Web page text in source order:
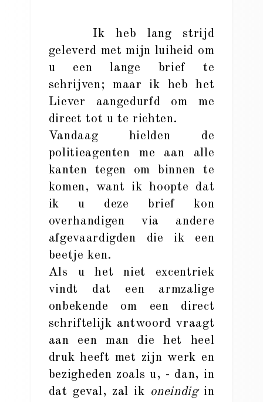
Ik heb lang strijd
geleverd met mijn luiheid om
u een lange brief te
schrijven; maar ik heb het
Liever aangedurfd om me
direct tot u te richten.
Vandaag hielden de
politieagenten me aan alle
kanten tegen om binnen te
komen, want ik hoopte dat
ik u deze brief kon
overhandigen via andere
afgevaardigden die ik een
beetje ken.
Als u het niet excentriek
vindt dat een armzalige
onbekende om een direct
schriftelijk antwoord vraagt
aan een man die het heel
druk heeft met zijn werk en
bezigheden zoals u, - dan, in
dat geval, zal ik oneindigin